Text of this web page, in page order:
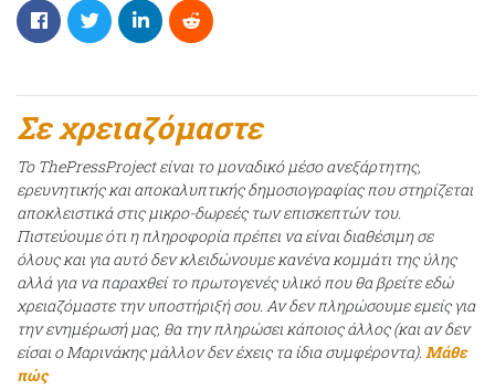
Σε χρειαζόμαστε
Το ThePressProject είναι το μοναδικό μέσο ανεξάρτητης,
ερευνητικής και αποκαλυπτικής δημοσιογραφίας που στηρίζεται
αποκλειστικά στις μικρο-δωρεές των επισκεπτών του.
Πιστεύουμε ότι η πληροφορία πρέπει να είναι διαθέσιμη σε
όλους και για αυτό δεν κλειδώνουμε κανένα κομμάτι της ύλης
αλλά για να παραχθεί το πρωτογενές υλικό που θα βρείτε εδώ
χρειαζόμαστε την υποστήριξή σου. Αν δεν πληρώσουμε εμείς για
την ενημέρωσή μας, θα την πληρώσει κάποιος άλλος (και αν δεν
είσαι ο Μαρινάκης μάλλον δεν έχεις τα ίδια συμφέροντα). Μάθε
πώς